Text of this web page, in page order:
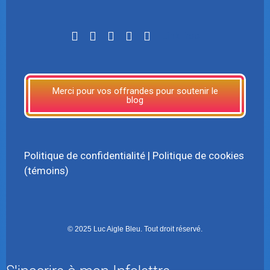
Merci pour vos offrandes pour soutenir le
blog
Politique de confidentialité | Politique de cookies
(témoins)
© 2025 Luc Aigle Bleu. Tout droit réservé.